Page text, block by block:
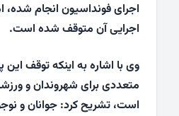
اجرای فونداسیون انجام
اجرایی آن متوقف شده است.
وی با اشاره به اینکه توقف
متعددی برای شهروندان و
است، تشریح کرد: جوانان و